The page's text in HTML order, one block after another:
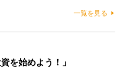
一覧を見る
を始めよう！」